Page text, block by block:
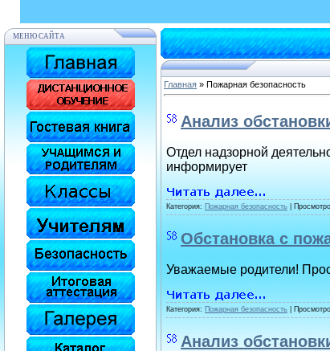
МЕНЮ САЙТА
Главная » Пожарная безопасность
Анализ
Отдел надзорной
информирует
Категория: Пожарная безопасность |
Обстановка с
Уважаемые родители!
Категория: Пожарная безопасность |
Анализ